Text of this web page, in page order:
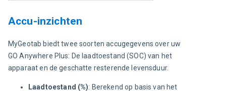
Accu-inzichten
MyGeotab biedt twee soorten accugegevens over uw
GO Anywhere Plus: De laadtoestand (SOC) van het
apparaat en de geschatte resterende levensduur.
Laadtoestand (%): Berekend op basis van het